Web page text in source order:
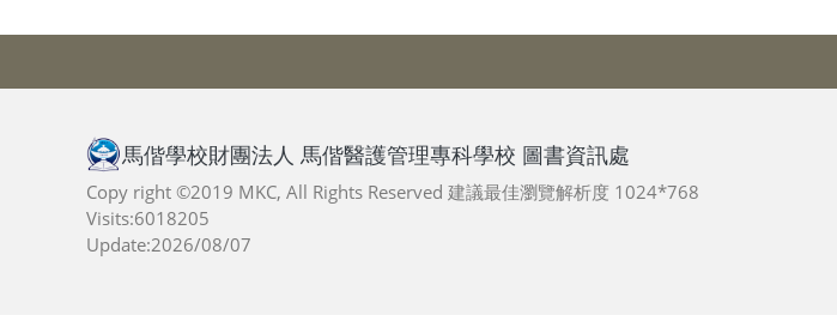
馬偕學校財團法人 馬偕醫護管理專科學校 圖書資訊處
Copy right ©2019 MKC, All Rights Reserved 建議最佳瀏覽解析度 1024*768
Visits:6018205
Update:2026/08/07